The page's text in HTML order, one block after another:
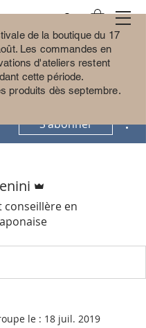
de la boutique du 17
Les commandes en
d'ateliers restent
cette période.
produits dès septembre.
S'abonner
conseillère en
le : 18 juil. 2019